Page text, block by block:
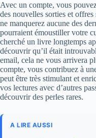
Avec un compte, vous
des nouvelles sorties et
ne manquerez aucune des
pourraient émoustiller votre
cherché un livre longtemps
découvrir qu’il était
email, cela ne vous arrivera
compte, vous contribuez à
peut être très stimulant et
vos lectures avec d’autres
découvrir des perles rares.
A LIRE AUSSI